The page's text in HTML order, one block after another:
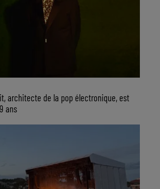
architecte de la pop électronique, est
ans